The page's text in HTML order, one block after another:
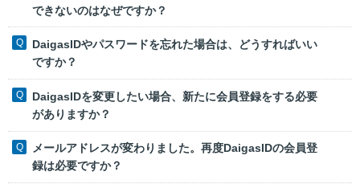
できないのはなぜですか？
DaigasIDやパスワードを忘れた場合は、どうすればいい
ですか？
DaigasIDを変更したい場合、新たに会員登録をする必要
がありますか？
メールアドレスが変わりました。再度DaigasIDの会員登
録は必要ですか？